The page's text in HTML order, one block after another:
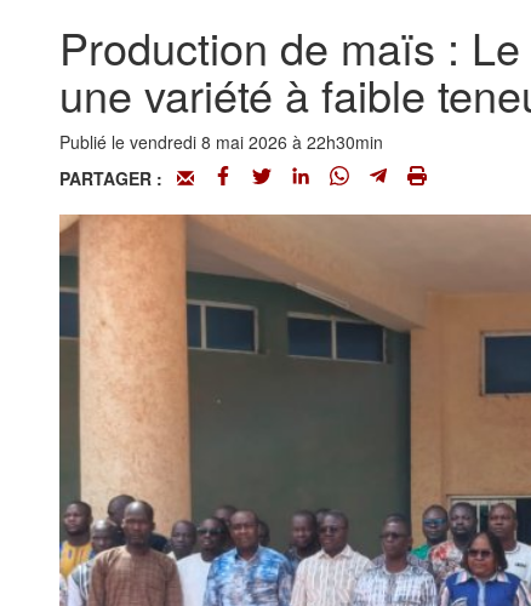
Production de maïs :
une variété à faible
Publié le vendredi 8 mai 2026 à 22h30min
PARTAGER :